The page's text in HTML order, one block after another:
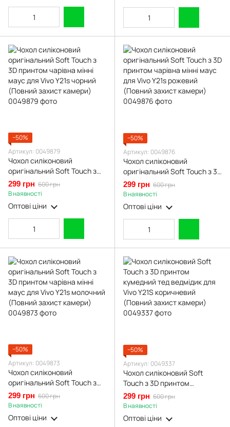
−50%
Артикул: 0049879
Чохол силіконовий
оригінальний Soft Touch з
3D принтом чарівна мінні
маус для Vivo Y21s чорний
(Повний захист камери)
299 грн 600 грн
В наявності
Оптові ціни
−50%
Артикул: 0049876
Чохол силіконовий
оригінальний Soft Touch з 3D
принтом чарівна мінні маус
для Vivo Y21s рожевий
(Повний захист камери)
299 грн 600 грн
В наявності
Оптові ціни
−50%
Артикул: 0049873
Чохол силіконовий
оригінальний Soft Touch з
3D принтом чарівна мінні
маус для Vivo Y21s молочний
(Повний захист камери)
299 грн 600 грн
В наявності
Оптові ціни
−50%
Артикул: 0049337
Чохол силіконовий Soft
Touch з 3D принтом
кумедний тед ведмідик для
Vivo Y21S коричневий
(Повний захист камери)
299 грн 600 грн
В наявності
Оптові ціни